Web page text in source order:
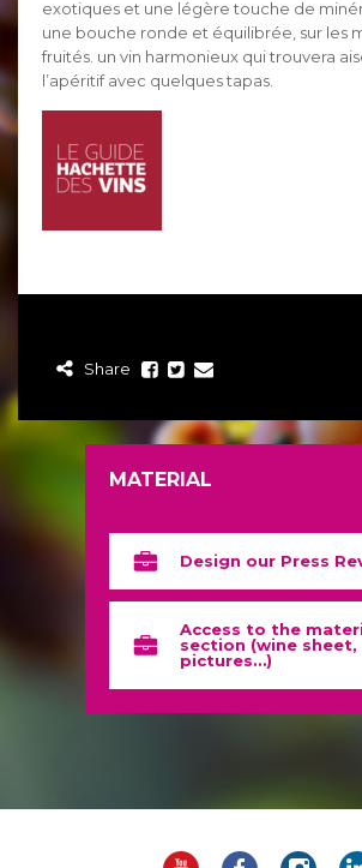
exotiques et une légère touche de
une bouche ronde et équilibrée, sur les
fruités. un vin harmonieux qui trouvera
l’apéritif avec quelques tapas.
Share
MATERIAL
Design our Press
Access to the
section (wine sheet,
pictures…)